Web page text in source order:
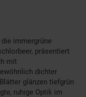
die immergrüne
präsentiert
mit
dichter
glänzen tiefgrün
ruhige Optik im